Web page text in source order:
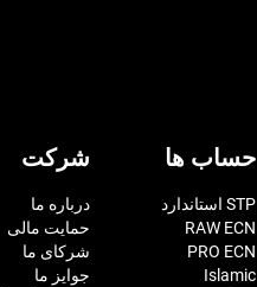
حساب ها
STP استاندارد
RAW ECN
PRO ECN
Islamic
شرکت
درباره ما
حمایت مالی
شرکای ما
جوایز ما